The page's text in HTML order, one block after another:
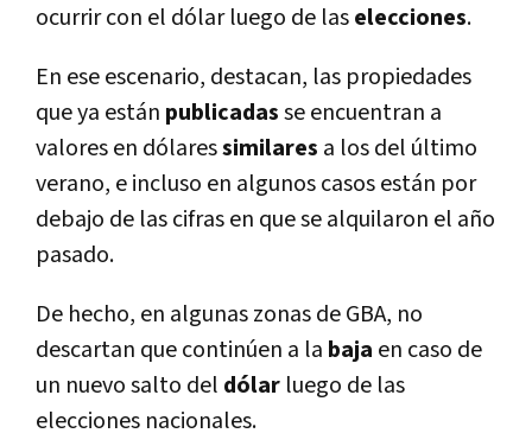
ocurrir con el dólar luego de laselecciones.
En ese escenario, destacan, las propiedades
que ya están publicadasse encuentran a
valores en dólaressimilares a los del último
verano, e incluso en algunos casos están por
debajo de las cifras en que se alquilaron el año
pasado.
De hecho, en algunas zonas de GBA, no
descartan que continúen a la baja en caso de
un nuevo salto del dólar luego de las
elecciones nacionales.